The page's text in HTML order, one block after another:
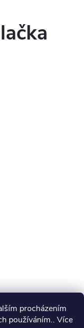
procházením
používáním.. Více